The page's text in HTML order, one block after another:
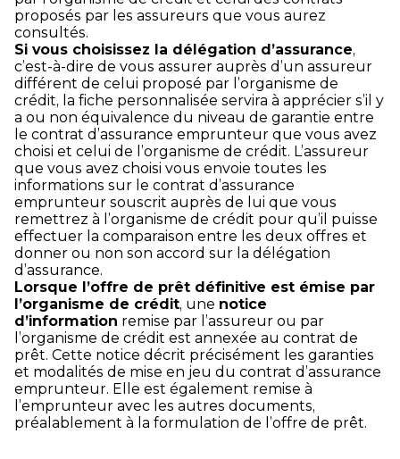
proposés par les assureurs que vous aurez
consultés.
Si vous choisissez la délégation d’assurance,
c’est-à-dire de vous assurer auprès d’un assureur
différent de celui proposé par l’organisme de
crédit, la fiche personnalisée servira à apprécier s’il y
a ou non équivalence du niveau de garantie entre
le contrat d’assurance emprunteur que vous avez
choisi et celui de l’organisme de crédit. L’assureur
que vous avez choisi vous envoie toutes les
informations sur le contrat d’assurance
emprunteur souscrit auprès de lui que vous
remettrez à l’organisme de crédit pour qu’il puisse
effectuer la comparaison entre les deux offres et
donner ou non son accord sur la délégation
d’assurance.
Lorsque l’offre de prêt définitive est émise par
l’organisme de crédit, une notice
d’information remise par l’assureur ou par
l’organisme de crédit est annexée au contrat de
prêt. Cette notice décrit précisément les garanties
et modalités de mise en jeu du contrat d’assurance
emprunteur. Elle est également remise à
l’emprunteur avec les autres documents,
préalablement à la formulation de l’offre de prêt.